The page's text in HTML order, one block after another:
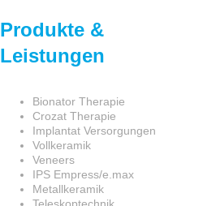
Produkte &
Leistungen
Bionator Therapie
Crozat Therapie
Implantat Versorgungen
Vollkeramik
Veneers
IPS Empress/e.max
Metallkeramik
Teleskoptechnik